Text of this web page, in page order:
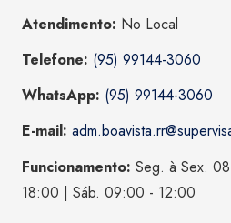
Atendimento: No Local
Telefone: (95) 99144-3060
WhatsApp: (95) 99144-3060
E-mail:
Funcionamento: Seg. à Sex.
18:00 | Sáb. 09:00 - 12:00